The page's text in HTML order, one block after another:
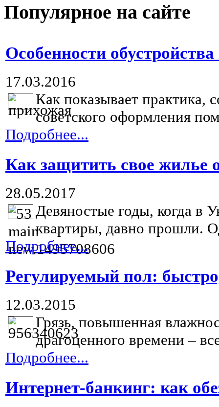
Популярное на сайте
Особенности
17.03.2016
Как показывает практика,
советского оформления
Подробнее...
Как защитить свое жилье
28.05.2017
Девяностые годы, когда в
квартиры, давно прошли.
Подробнее...
Регулируемый пол:
12.03.2015
Грязь, повышенная
драгоценного времени –
Подробнее...
Интернет-банкинг: как